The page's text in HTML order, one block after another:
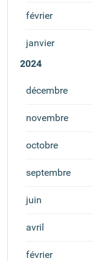
février
janvier
2024
décembre
novembre
octobre
septembre
juin
avril
février